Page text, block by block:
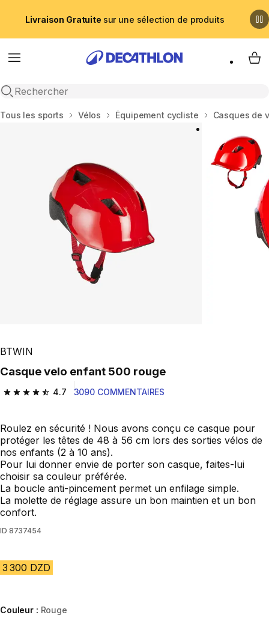
Livraison Gratuite sur une sélection de produits
Menu
Recherche ouverte
My
Accueil
Tous les sports Vélos Équipement cycliste Casques de
BTWIN
Casque velo enfant 500 rouge
4.7
4.7 out of 5 stars from 3090 reviews
3090 COMMENTAIRES
Roulez en sécurité ! Nous avons conçu ce casque pour
protéger les têtes de 48 à 56 cm lors des sorties vélos de
nos enfants (2 à 10 ans).
Pour lui donner envie de porter son casque, faites-lui
choisir sa couleur préférée.
La boucle anti-pincement permet un enfilage simple.
La molette de réglage assure un bon maintien et un bon
confort.
ID 8737454
3 300 DZD
Couleur : Rouge